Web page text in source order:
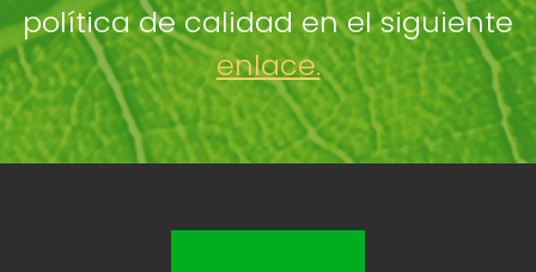
política de calidad en el siguiente
enlace.